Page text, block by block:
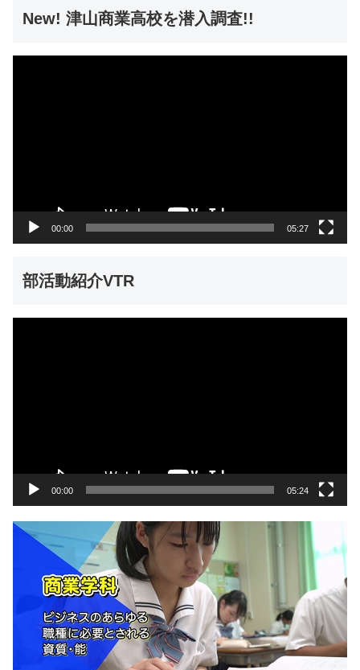
New! 津山商業高校を潜入調査!!
00:00 05:27
部活動紹介VTR
00:00 05:24